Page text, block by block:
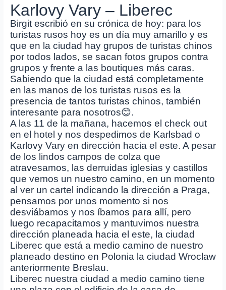
Karlovy Vary – Liberec
Birgit escribió en su crónica de hoy: para los
turistas rusos hoy es un día muy amarillo y es
que en la ciudad hay grupos de turistas chinos
por todos lados, se sacan fotos grupos contra
grupos y frente a las boutiques más caras.
Sabiendo que la ciudad está completamente
en las manos de los turistas rusos es la
presencia de tantos turistas chinos, también
interesante para nosotros😊.
A las 11 de la mañana, hacemos el check out
en el hotel y nos despedimos de Karlsbad o
Karlovy Vary en dirección hacia el este. A pesar
de los lindos campos de colza que
atravesamos, las derruidas iglesias y castillos
que vemos un nuestro camino, en un momento
al ver un cartel indicando la dirección a Praga,
pensamos por unos momento si nos
desviábamos y nos íbamos para allí, pero
luego recapacitamos y mantuvimos nuestra
dirección planeada hacia el este, la ciudad
Liberec que está a medio camino de nuestro
planeado destino en Polonia la ciudad Wroclaw
anteriormente Breslau.
Liberec nuestra ciudad a medio camino tiene